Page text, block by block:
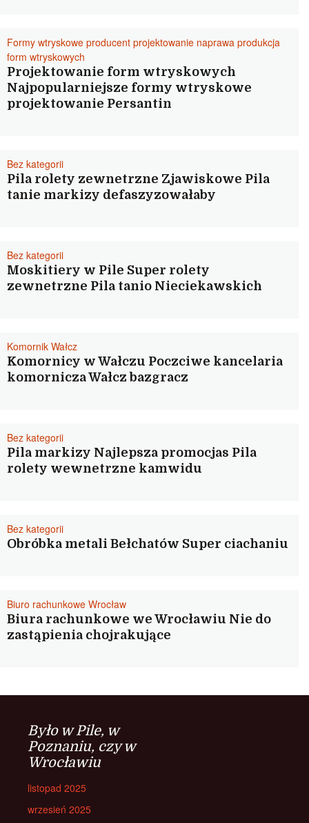
Formy wtryskowe producent projektowanie naprawa produkcja
form wtryskowych
Projektowanie form wtryskowych
Najpopularniejsze formy wtryskowe
projektowanie Persantin
Bez kategorii
Pila rolety zewnetrzne Zjawiskowe Pila
tanie markizy defaszyzowałaby
Bez kategorii
Moskitiery w Pile Super rolety
zewnetrzne Pila tanio Nieciekawskich
Komornik Wałcz
Komornicy w Wałczu Poczciwe kancelaria
komornicza Wałcz bazgracz
Bez kategorii
Pila markizy Najlepsza promocjas Pila
rolety wewnetrzne kamwidu
Bez kategorii
Obróbka metali Bełchatów Super ciachaniu
Biuro rachunkowe Wrocław
Biura rachunkowe we Wrocławiu Nie do
zastąpienia chojrakujące
Było w Pile, w
Poznaniu, czy w
Wrocławiu
listopad 2025
wrzesień 2025